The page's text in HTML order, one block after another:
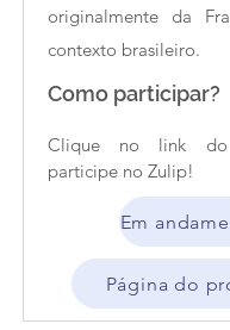
originalmente da
contexto brasileiro.
Como participar?
Clique no link
participe no Zulip!
Em
Página do